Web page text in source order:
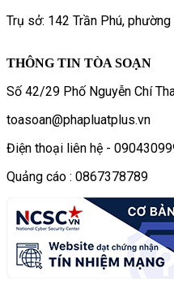
Trụ sở: 142 Trần Phú,
THÔNG TIN TÒA SOẠN
Số 42/29 Phố Nguyễn Chí
toasoan@phapluatplus.vn
Điện thoại liên hệ -
Quảng cáo : 0867378789